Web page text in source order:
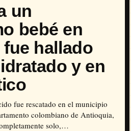
un
bebé en
hallado
y en
fue rescatado en el municipio
colombiano de Antioquia,
solo,…